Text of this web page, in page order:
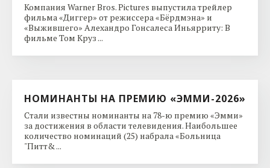
Компания Warner Bros. Pictures выпустила трейлер
фильма «Диггер» от режиссера «Бёрдмэна» и
«Выжившего» Алехандро Гонсалеса Иньярриту: В
фильме Том Круз ...
НОМИНАНТЫ НА ПРЕМИЮ «ЭММИ-2026»
Стали известны номинанты на 78-ю премию «Эмми»
за достижения в области телевидения. Наибольшее
количество номинаций (25) набрала «Больница
"Питт& ...